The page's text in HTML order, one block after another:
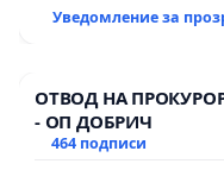
Уведомление за
ОТВОД НА
- ОП ДОБРИЧ
464 подписи